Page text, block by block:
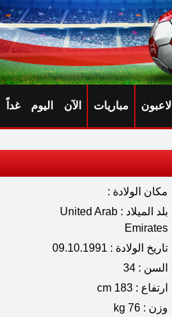
لاعبون مباريات الآن اليوم غداً
مكان الولادة :
بلد الميلاد : United Arab
Emirates
تاريخ الولادة : 09.10.1991
السن : 34
ارتفاع : 183 cm
وزن : 76 kg